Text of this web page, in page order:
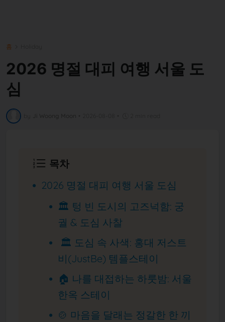
홈
2026 명절 대피 여행 서울 도
심
목차
2026 명절 대피 여행 서울 도심
🏛️ 텅 빈 도시의 고즈넉함: 궁
궐 & 도심 사찰
🏛️ 도심 속 사색: 홍대 저스트
비(JustBe) 템플스테이
🏠 나를 대접하는 하룻밤: 서울
한옥 스테이
🍲 마음을 달래는 정갈한 한 끼